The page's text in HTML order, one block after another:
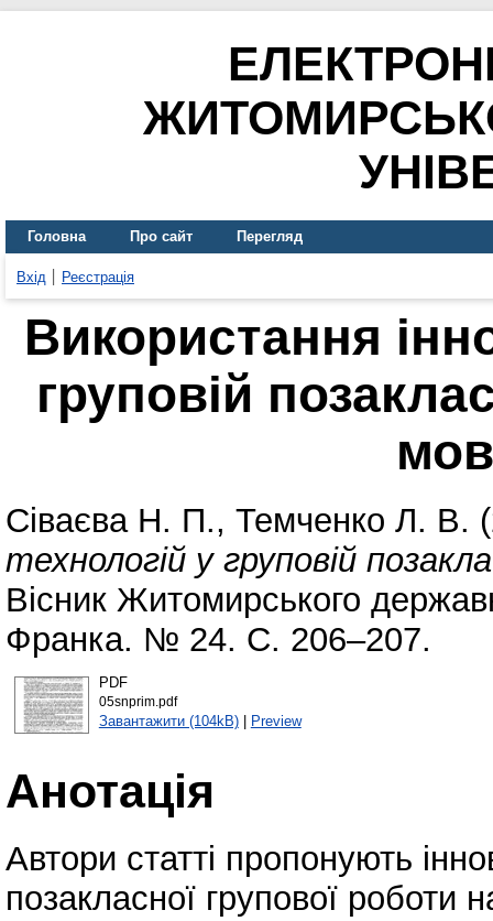
Головна Про сайт Перегляд
Вхід Реєстрація
Використання
груповій
Сіваєва Н. П., Темченко Л. В.
технологій у груповій
Вісник Житомирського
Франка. № 24. С. 206–207.
PDF
05snprim.pdf
Завантажити (104kB)| Preview
Анотація
Автори статті пропонують
позакласної групової роботи